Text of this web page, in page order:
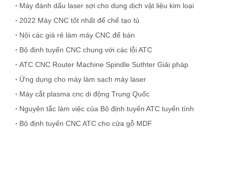
Máy đánh dấu laser sợi cho dung dịch vật liệu kim loại
2022 Máy CNC tốt nhất để chế tạo tủ
Nội các giá rẻ làm máy CNC để bán
Bộ định tuyến CNC chung với các lỗi ATC
ATC CNC Router Machine Spindle Suthter Giải pháp
Ứng dụng cho máy làm sạch máy laser
Máy cắt plasma cnc di động Trung Quốc
Nguyên tắc làm việc của Bộ định tuyến ATC tuyến tính
Bộ định tuyến CNC ATC cho cửa gỗ MDF